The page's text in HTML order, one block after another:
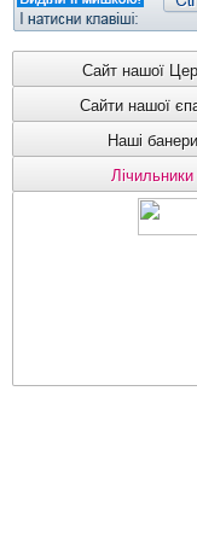
Сайт нашої
Сайти нашої
Наші банери
Лічильники